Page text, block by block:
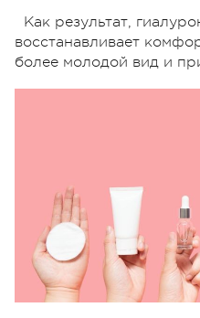
Как результат,
восстанавливает
более молодой вид и